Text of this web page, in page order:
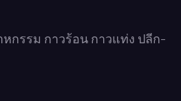
กรรม กาวร้อน กาวแท่ง ปลีก-